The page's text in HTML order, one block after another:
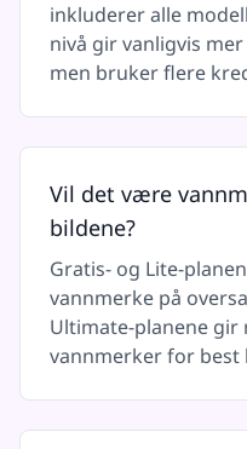
inkluderer alle
nivå gir vanligvis
men bruker flere
Vil det være
bildene?
Gratis- og Lite-
vannmerke på
Ultimate-planene gir
vannmerker for best